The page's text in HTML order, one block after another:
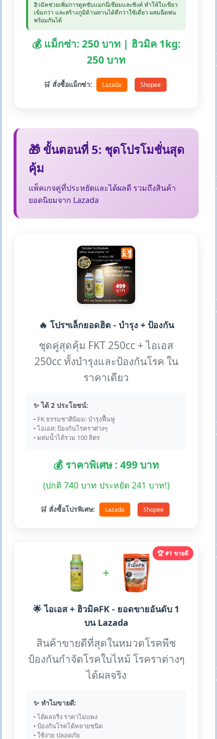
ฮิวมิคช่วยเพิ่มการดูดซับแมกนีเซียมและซิงค์ ทำให้ใบเขียว
เข้มกว่า และสร้างภูมิต้านทานได้ดีกว่าใช้เดี่ยว ผสมฉีดพ่น
พร้อมกันได้
💰 แม็กซ่า: 250 บาท | ฮิวมิค 1kg:
250 บาท
🛒 สั่งซื้อแม็กซ่า: Lazada Shopee
🎁 ขั้นตอนที่ 5: ชุดโปรโมชั่นสุด
คุ้ม
แพ็คเกจคู่ที่ประหยัดและได้ผลดี รวมถึงสินค้า
ยอดนิยมจาก Lazada
🔥 โปรฯเล็กยอดฮิต - บำรุง + ป้องกัน
ชุดคู่สุดคุ้ม FKT 250cc + ไอเอส
250cc ทั้งบำรุงและป้องกันโรค ใน
ราคาเดียว
✨ ได้ 2 ประโยชน์:
• FK ธรรมชาตินิยม: บำรุงฟื้นฟู
• ไอเอส: ป้องกันโรคราต่างๆ
• ผสมน้ำได้รวม 100 ลิตร
💰 ราคาพิเศษ : 499 บาท
(ปกติ 740 บาท ประหยัด 241 บาท!)
🛒 สั่งซื้อโปรพิเศษ: Lazada Shopee
🏆 #1 ขายดี
+
🌟 ไอเอส + ฮิวมิคFK - ยอดขายอันดับ 1
บน Lazada
สินค้าขายดีที่สุดในหมวดโรคพืช
ป้องกันกำจัดโรคใบไหม้ โรคราต่างๆ
ได้ผลจริง
✨ ทำไมขายดี:
• ได้ผลจริง ราคาไม่แพง
• ป้องกันโรคได้หลายชนิด
• ใช้ง่าย ปลอดภัย